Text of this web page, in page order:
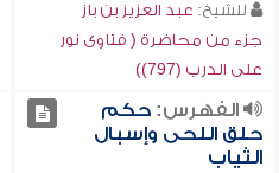
للشيخ: عبد العزيز بن باز
جزء من محاضرة ( فتاوى نور
على الدرب (797))
الفهرس:حكم
حلق اللحى وإسبال
الثياب